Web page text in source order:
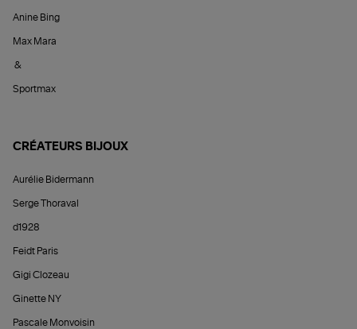
Anine Bing
Max Mara
&
Sportmax
CRÉATEURS BIJOUX
Aurélie Bidermann
Serge Thoraval
d1928
Feidt Paris
Gigi Clozeau
Ginette NY
Pascale Monvoisin